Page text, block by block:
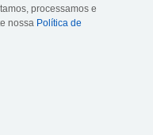
processamos e
nossa Política de